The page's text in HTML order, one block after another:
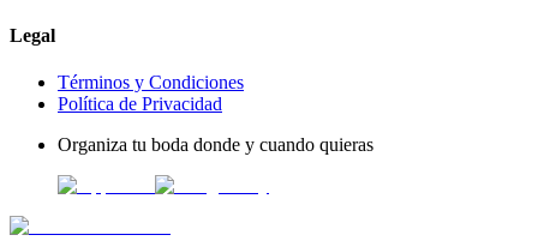
Legal
Términos y Condiciones
Política de Privacidad
Organiza tu boda donde y cuando quieras